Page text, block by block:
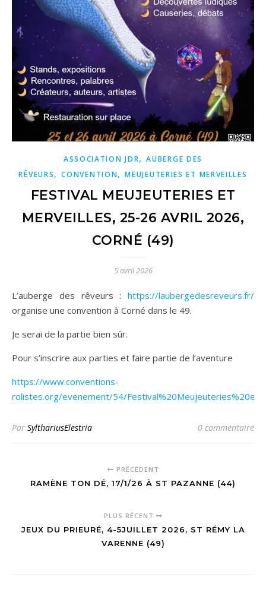
ASSOCIATION JDR,AUBERGE DES
RÊVEURS,CONVENTION,MEUJEUTERIES ET MERVEILLES
FESTIVAL MEUJEUTERIES ET
MERVEILLES, 25-26 AVRIL 2026,
CORNÉ (49)
5 avril 2026
L’auberge des rêveurs : https://laubergedesreveurs.fr/
organise une convention à Corné dans le 49.
Je serai de la partie bien sûr.
Pour s’inscrire aux parties et faire partie de l’aventure
https://www.conventions-
rolistes.org/evenement/54/
Par SylthariusElestria 0 commentaire
PRÉCÉDENT
RAMÈNE TON DÉ, 17/1/26 À ST PAZANNE (44)
PLUS RÉCENT
JEUX DU PRIEURÉ, 4-5JUILLET 2026, ST RÉMY LA
VARENNE (49)